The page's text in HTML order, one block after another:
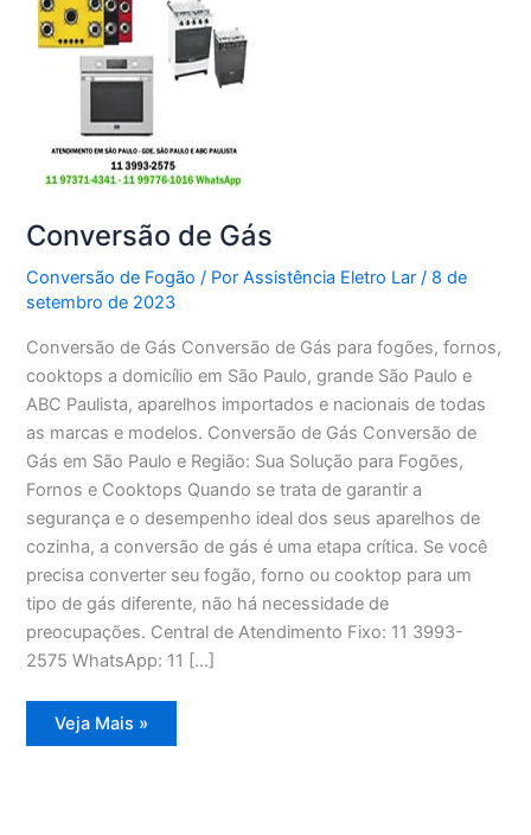
Conversão de Gás
Conversão de Fogão / PorAssistência Eletro Lar/ 8 de
setembro de 2023
Conversão de Gás Conversão de Gás para fogões, fornos,
cooktops a domicílio em São Paulo, grande São Paulo e
ABC Paulista, aparelhos importados e nacionais de todas
as marcas e modelos. Conversão de Gás Conversão de
Gás em São Paulo e Região: Sua Solução para Fogões,
Fornos e Cooktops Quando se trata de garantir a
segurança e o desempenho ideal dos seus aparelhos de
cozinha, a conversão de gás é uma etapa crítica. Se você
precisa converter seu fogão, forno ou cooktop para um
tipo de gás diferente, não há necessidade de
preocupações. Central de Atendimento Fixo: 11 3993-
2575 WhatsApp: 11 […]
Conversão
de
Veja Mais »